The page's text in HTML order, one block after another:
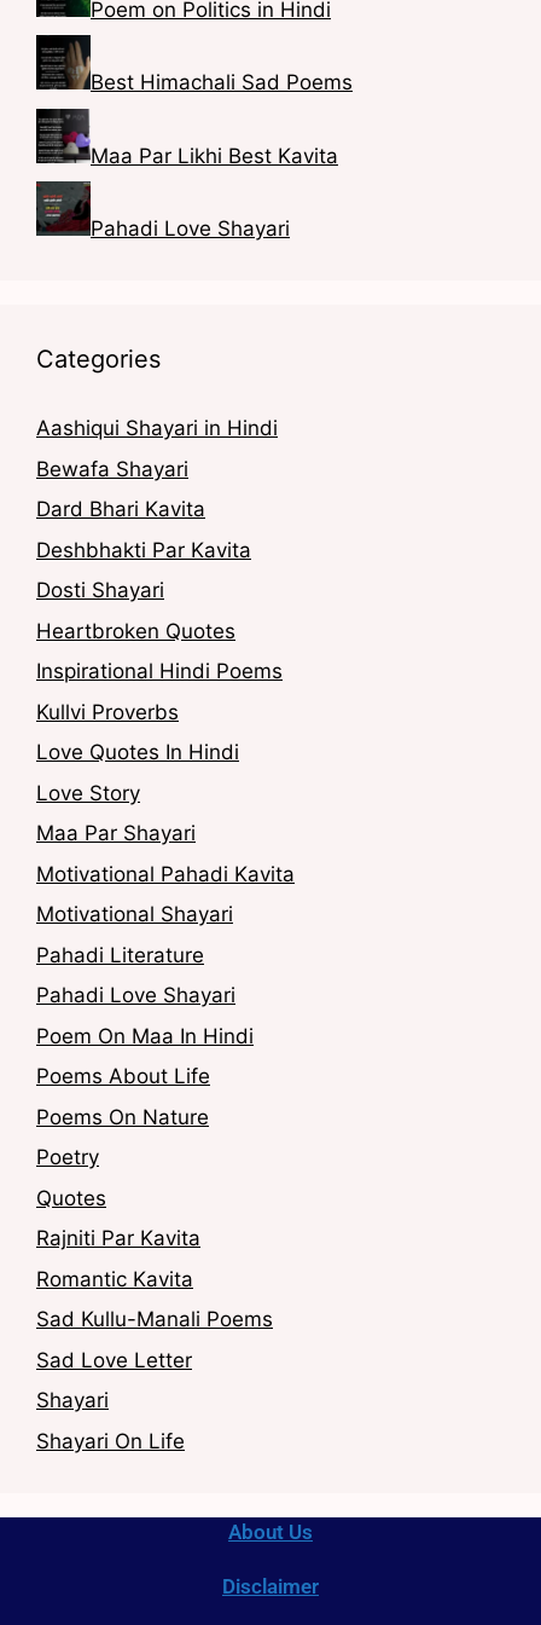
tn
Poem on Politics in Hindi
Best Himachali Sad Poems
Maa Par Likhi Best Kavita
Pahadi Love Shayari
Categories
Aashiqui Shayari in Hindi
Bewafa Shayari
Dard Bhari Kavita
Deshbhakti Par Kavita
Dosti Shayari
Heartbroken Quotes
Inspirational Hindi Poems
Kullvi Proverbs
Love Quotes In Hindi
Love Story
Maa Par Shayari
Motivational Pahadi Kavita
Motivational Shayari
Pahadi Literature
Pahadi Love Shayari
Poem On Maa In Hindi
Poems About Life
Poems On Nature
Poetry
Quotes
Rajniti Par Kavita
Romantic Kavita
Sad Kullu-Manali Poems
Sad Love Letter
Shayari
Shayari On Life
About Us
Disclaimer